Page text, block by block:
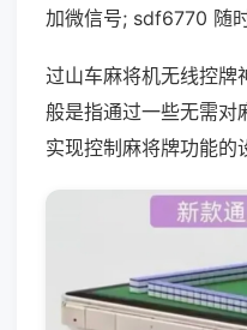
加微信号; sdf6770 随时
过山车麻将机无线控牌
般是指通过一些无需对
实现控制麻将牌功能的